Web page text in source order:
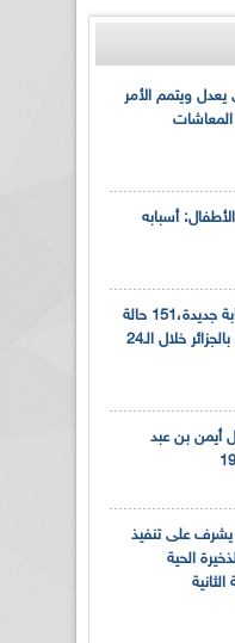
ويتمم الأمر
أسبابه
كورونا :247 إصابة جديدة،151 حالة
شفاء و8 وفيات بالجزائر خلال الـ24
أيمن بن عبد
يشرف على تنفيذ
الحية